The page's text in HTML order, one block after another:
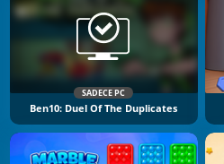
SADECE PC
Ben10: Duel Of The Duplicates